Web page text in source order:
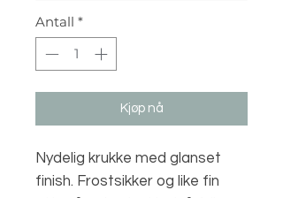
Antall *
Kjøp nå
Nydelig krukke med glanset
finish. Frostsikker og like fin